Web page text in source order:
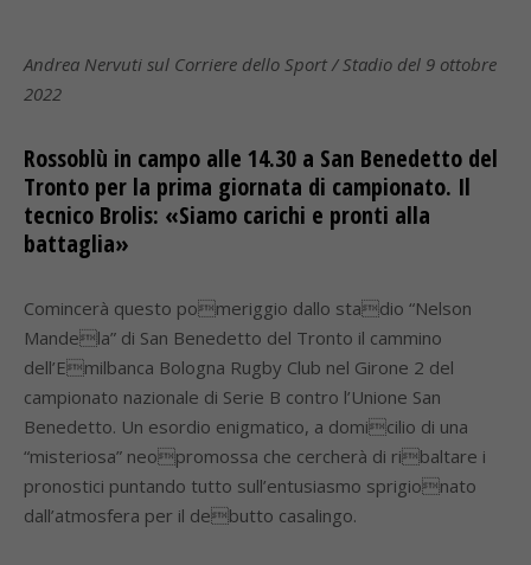
Andrea Nervuti sul Corriere dello Sport / Stadio del 9 ottobre
2022
Rossoblù in campo alle 14.30 a San Benedetto del
Tronto per la prima giornata di campionato. Il
tecnico Brolis: «Siamo carichi e pronti alla
battaglia»
Comincerà questo pomeriggio dallo stadio “Nelson
Mandela” di San Benedetto del Tronto il cammino
dell’Emilbanca Bologna Rugby Club nel Girone 2 del
campionato nazionale di Serie B contro l’Unione San
Benedetto. Un esordio enigmatico, a domicilio di una
“misteriosa” neopromossa che cercherà di ribaltare i
pronostici puntando tutto sull’entusiasmo sprigionato
dall’atmosfera per il debutto casalingo.